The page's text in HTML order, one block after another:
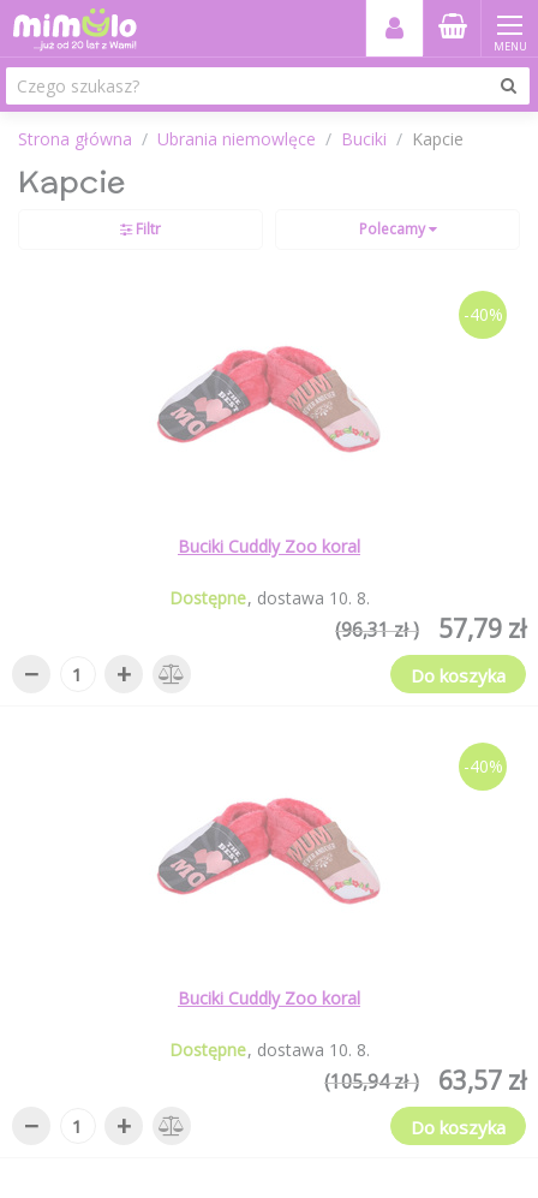
MENU
Strona główna Ubrania niemowlęce Buciki Kapcie
Kapcie
Filtr Polecamy
-40%
Buciki Cuddly Zoo koral
Dostępne dostawa 10. 8.
57,79 zł
(96,31 zł )
− + Do koszyka
-40%
Buciki Cuddly Zoo koral
Dostępne dostawa 10. 8.
63,57 zł
(105,94 zł )
− + Do koszyka